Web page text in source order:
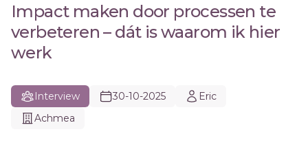
Impact maken door processen te
verbeteren – dát is waarom ik hier
werk
Interview 30-10-2025
Eric
Achmea